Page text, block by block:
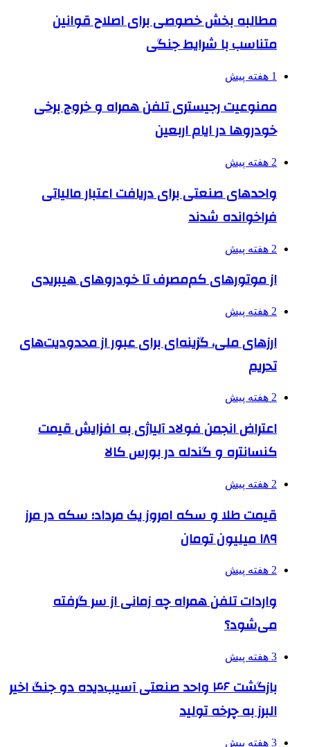
مطالبه بخش خصوصی برای اصلاح قوانین
متناسب با شرایط جنگی
1 هفته پیش
ممنوعیت رجیستری تلفن همراه و خروج برخی
خودروها در ایام اربعین
2 هفته پیش
واحدهای صنعتی برای دریافت اعتبار مالیاتی
فراخوانده شدند
2 هفته پیش
از موتورهای کم‌مصرف تا خودروهای هیبریدی
2 هفته پیش
ارزهای ملی، گزینه‌ای برای عبور از محدودیت‌های
تحریم
2 هفته پیش
اعتراض انجمن فولاد آلیاژی به افزایش قیمت
کنسانتره و گندله در بورس کالا
2 هفته پیش
قیمت طلا و سکه امروز یک مرداد؛ سکه در مرز
۱۸۹ میلیون تومان
2 هفته پیش
واردات تلفن همراه چه زمانی از سر گرفته
می‌شود؟
3 هفته پیش
بازگشت ۴۶ واحد صنعتی آسیب‌دیده دو جنگ اخیر
البرز به چرخه تولید
3 هفته پیش